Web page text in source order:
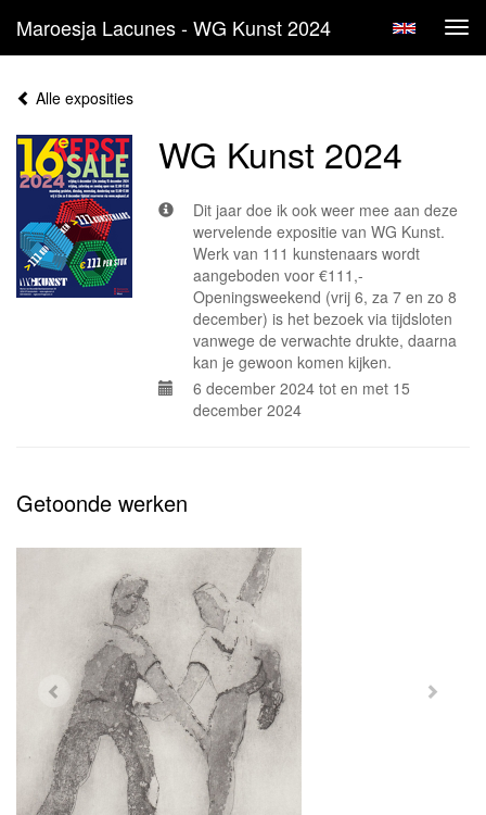
Maroesja Lacunes - WG Kunst 2024
Alle exposities
WG Kunst 2024
Dit jaar doe ik ook weer mee aan deze
wervelende expositie van WG Kunst.
Werk van 111 kunstenaars wordt
aangeboden voor €111,-
Openingsweekend (vrij 6, za 7 en zo 8
december) is het bezoek via tijdsloten
vanwege de verwachte drukte, daarna
kan je gewoon komen kijken.
6 december 2024 tot en met 15
december 2024
Getoonde werken